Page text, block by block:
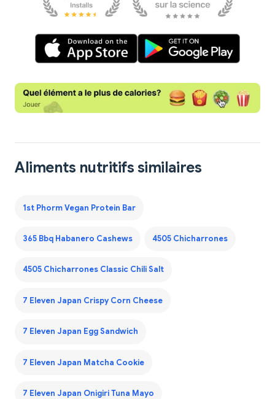
Aliments nutritifs similaires
1st Phorm Vegan Protein Bar
365 Bbq Habanero Cashews 4505 Chicharrones
4505 Chicharrones Classic Chili Salt
7 Eleven Japan Crispy Corn Cheese
7 Eleven Japan Egg Sandwich
7 Eleven Japan Matcha Cookie
7 Eleven Japan Onigiri Tuna Mayo